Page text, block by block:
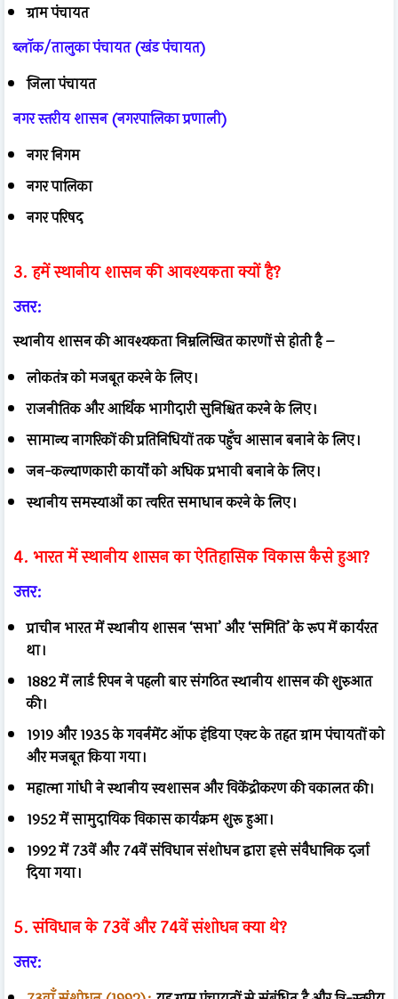
ग्राम पंचायत
ब्लॉक/तालुका पंचायत (खंड पंचायत)
जिला पंचायत
नगर स्तरीय शासन (नगरपालिका प्रणाली)
नगर निगम
नगर पालिका
नगर परिषद
3. हमें स्थानीय शासन की आवश्यकता क्यों है?
उत्तर:
स्थानीय शासन की आवश्यकता निम्नलिखित कारणों से होती है –
लोकतंत्र को मजबूत करने के लिए।
राजनीतिक और आर्थिक भागीदारी सुनिश्चित करने के लिए।
सामान्य नागरिकों की प्रतिनिधियों तक पहुँच आसान बनाने के लिए।
जन-कल्याणकारी कार्यों को अधिक प्रभावी बनाने के लिए।
स्थानीय समस्याओं का त्वरित समाधान करने के लिए।
4. भारत में स्थानीय शासन का ऐतिहासिक विकास कैसे हुआ?
उत्तर:
प्राचीन भारत में स्थानीय शासन ‘सभा’ और ‘समिति’ के रूप में कार्यरत
था।
1882 में लार्ड रिपन ने पहली बार संगठित स्थानीय शासन की शुरुआत
की।
1919 और 1935 के गवर्नमेंट ऑफ इंडिया एक्ट के तहत ग्राम पंचायतों को
और मजबूत किया गया।
महात्मा गांधी ने स्थानीय स्वशासन और विकेंद्रीकरण की वकालत की।
1952 में सामुदायिक विकास कार्यक्रम शुरू हुआ।
1992 में 73वें और 74वें संविधान संशोधन द्वारा इसे संवैधानिक दर्जा
दिया गया।
5. संविधान के 73वें और 74वें संशोधन क्या थे?
उत्तर: